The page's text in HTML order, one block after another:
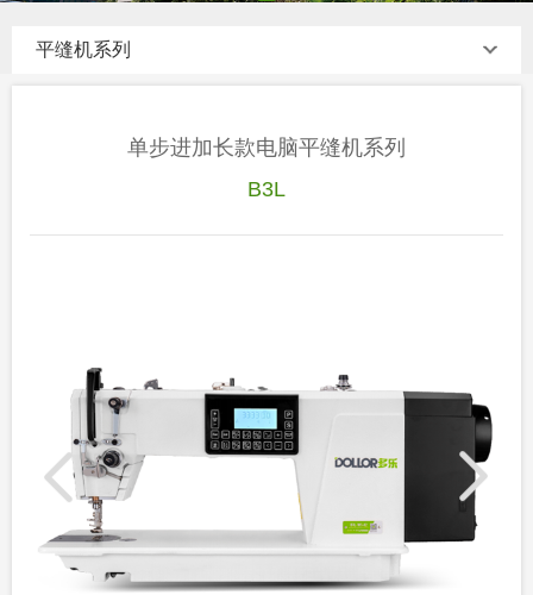
平缝机系列
单步进加长款电脑平缝机系列
B3L